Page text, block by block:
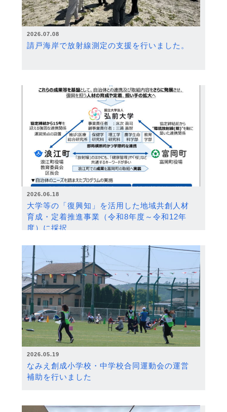
2026.07.08
請戸海岸で放射線測定の支援を行いました。
2026.06.18
大学等の「復興知」を活用した地域共創人材
育成・定着推進事業（令和8年度～令和12年
度）に採択
2026.05.19
なみえ創成小学校・中学校合同運動会の運営
補助を行いました